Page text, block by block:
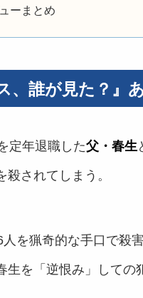
ーまとめ
、誰が見た？』
定年退職した父・春生
されてしまう。
を猟奇的な手口で殺
生を「逆恨み」しての